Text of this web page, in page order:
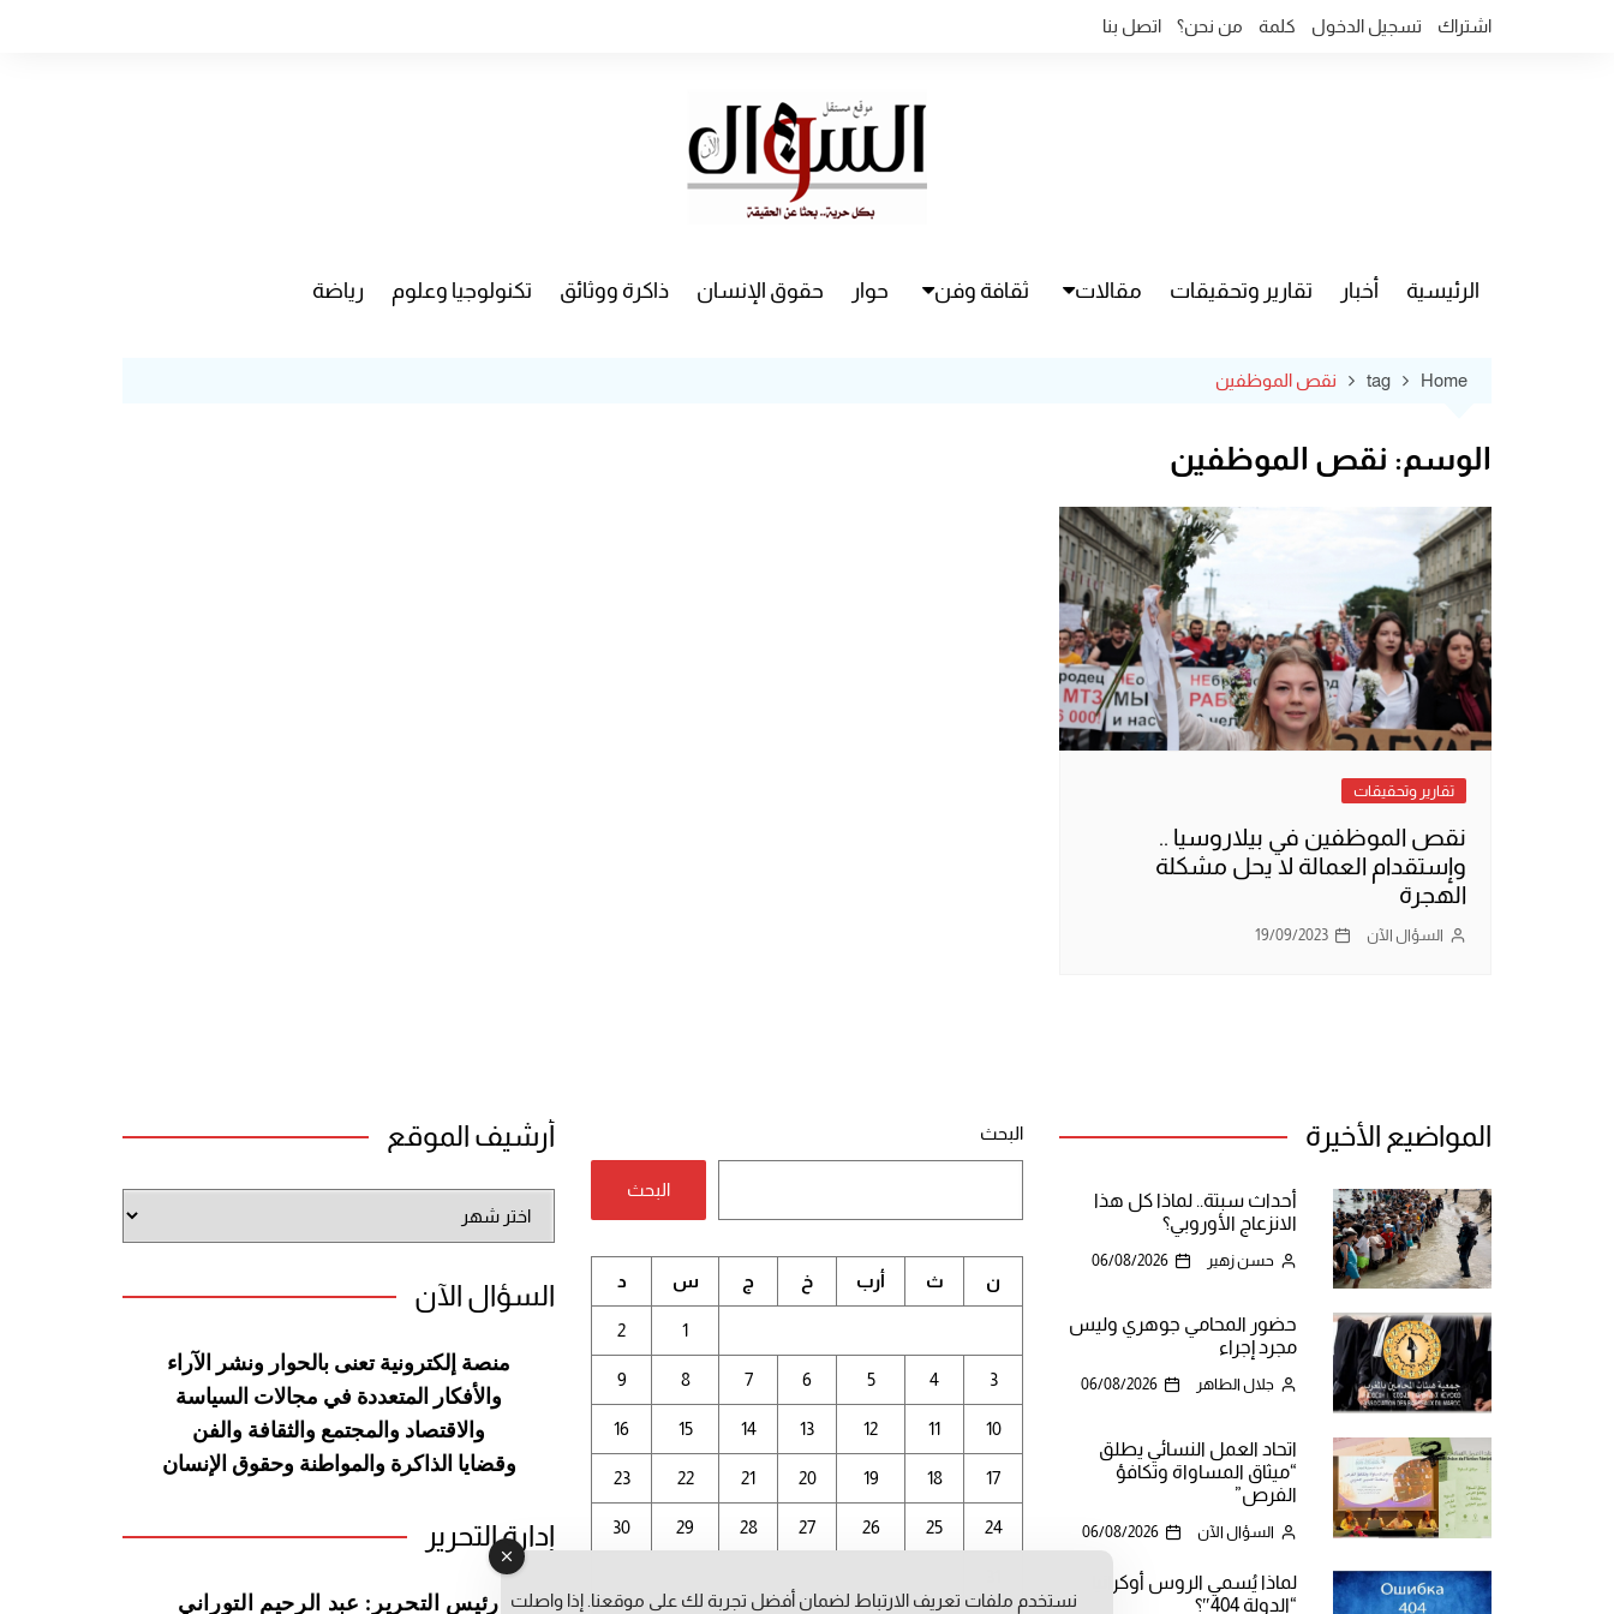
اشتراك تسجيل الدخول كلمة من نحن؟ اتصل بنا
الرئيسية أخبار تقارير وتحقيقات مقالات ثقافة وفن حوار حقوق الإنسان ذاكرة ووثائق تكنولوجيا وعلوم رياضة
Home
tag نقص الموظفين
الوسم: نقص الموظفين
تقارير وتحقيقات
نقص الموظفين في بيلاروسيا ..
وإستقدام العمالة لا يحل مشكلة
الهجرة
السؤال الآن 19/09/2023
المواضيع الأخيرة
أحداث سبتة.. لماذا كل هذا
الانزعاج الأوروبي؟
حسن زهير 06/08/2026
حضور المحامي جوهري وليس
مجرد إجراء
جلال الطاهر 06/08/2026
اتحاد العمل النسائي يطلق
“ميثاق المساواة وتكافؤ
الفرص”
السؤال الآن 06/08/2026
لماذا يُسمي الروس أوكرانيا
“الدولة 404″؟
البحث
البحث
ن ث أرب خ ج س د
1
2
3
4
5
6
7
8
9
10
11
12
13
14
15
16
17
18
19
20
21
22
23
24
25
26
27
28
29
30
أرشيف الموقع
الموقع
السؤال الآن
منصة إلكترونية تعنى بالحوار ونشر
الآراء
والأفكار المتعددة في مجالات السياسة
والاقتصاد والمجتمع والثقافة والفن
وقضايا الذاكرة والمواطنة وحقوق الإنسان
إدارة التحرير
رئيس التحرير: عبد الرحيم التوراني نستخدم ملفات تعريف الارتباط لضمان أفضل تجربة لك على موقعنا. إذا واصلت